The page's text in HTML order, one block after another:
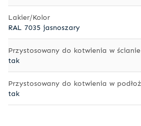
Lakier/Kolor
RAL 7035 jasnoszary
Przystosowany do kotwienia w ścianie
tak
Przystosowany do kotwienia w
tak